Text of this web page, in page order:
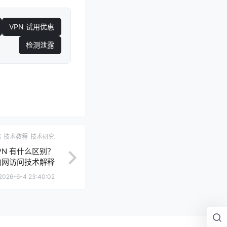
VPN 试用优惠
检测泄露
技术教程 技术研究
有什么区别？
访问技术解释
6-4 23:40:02